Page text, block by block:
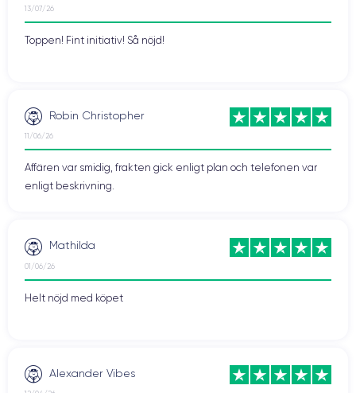
13/07/26
Toppen! Fint initiativ! Så nöjd!
Robin Christopher
11/06/26
Affären var smidig, frakten gick enligt plan och telefonen var
enligt beskrivning.
Mathilda
01/06/26
Helt nöjd med köpet
Alexander Vibes